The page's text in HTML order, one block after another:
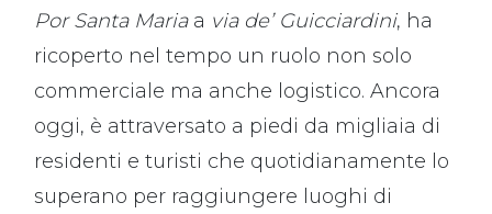
Por Santa Mariaa via de’ Guicciardini, ha
ricoperto nel tempo un ruolo non solo
commerciale ma anche logistico. Ancora
oggi, è attraversato a piedi da migliaia di
residenti e turisti che quotidianamente lo
superano per raggiungere luoghi di